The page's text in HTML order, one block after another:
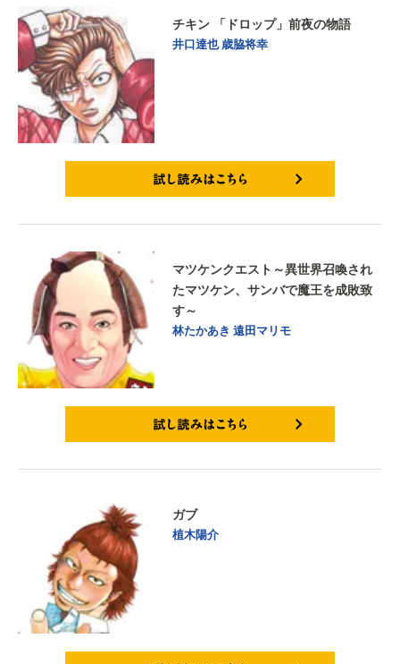
チキン 「ドロップ」前夜の物語
井口達也 歳脇将幸
マツケンクエスト～異世界召喚され
たマツケン、サンバで魔王を成敗致
す～
林たかあき 遠田マリモ
ガブ
植木陽介